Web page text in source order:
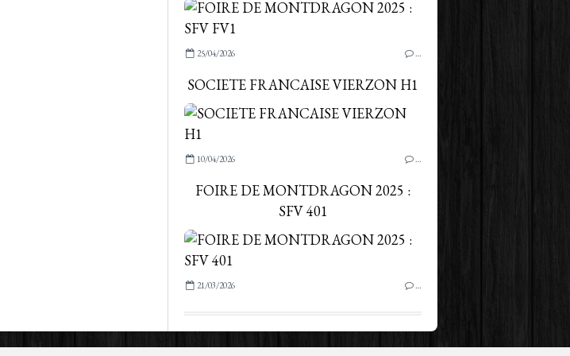
25/04/2026 …
SOCIETE FRANCAISE VIERZON H1
10/04/2026 …
FOIRE DE MONTDRAGON 2025 :
SFV 401
21/03/2026 …